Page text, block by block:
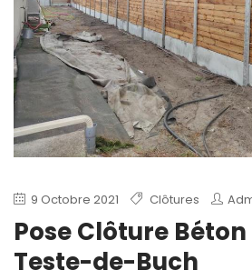
9 Octobre 2021 Clôtures
Pose Clôture Béton
Teste-de-Buch